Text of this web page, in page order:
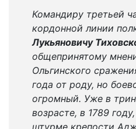
Командиру третьей
кордонной линии
Лукьяновичу
общепринятому
Ольгинского
года от роду, но
огромный. Уже в
возрасте, в 1789
штурме крепости